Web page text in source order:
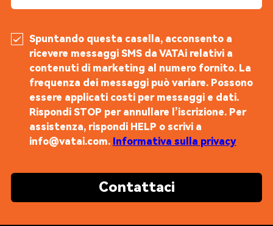
Spuntando questa casella, acconsento a
ricevere messaggi SMS da VATAi relativi a
contenuti di marketing al numero fornito. La
frequenza dei messaggi può variare. Possono
essere applicati costi per messaggi e dati.
Rispondi STOP per annullare l’iscrizione. Per
assistenza, rispondi HELP o scrivi a
info@vatai.com. Informativa sulla privacy
Contattaci